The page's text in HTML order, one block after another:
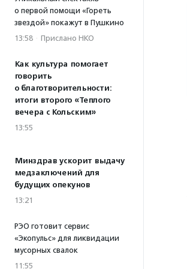
о первой помощи «Гореть
звездой» покажут в Пушкино
13:58 · Прислано НКО
Как культура помогает
говорить
о благотворительности:
итоги второго «Теплого
вечера с Кольским»
13:55
Минздрав ускорит выдачу
медзаключений для
будущих опекунов
13:21
РЭО готовит сервис
«Экопульс» для ликвидации
мусорных свалок
11:55